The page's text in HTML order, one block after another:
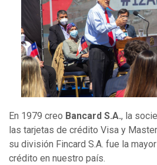
En 1979 creo Bancard S.A., la
las tarjetas de crédito Visa y
su división Fincard S.A. fue la
crédito en nuestro país.